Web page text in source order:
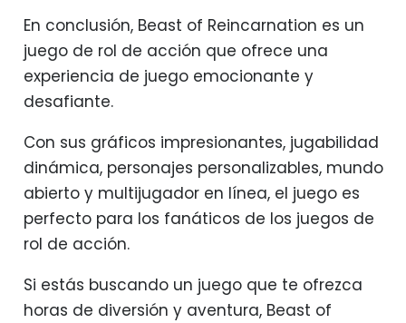
En conclusión, Beast of Reincarnation es un
juego de rol de acción que ofrece una
experiencia de juego emocionante y
desafiante.
Con sus gráficos impresionantes, jugabilidad
dinámica, personajes personalizables, mundo
abierto y multijugador en línea, el juego es
perfecto para los fanáticos de los juegos de
rol de acción.
Si estás buscando un juego que te ofrezca
horas de diversión y aventura, Beast of